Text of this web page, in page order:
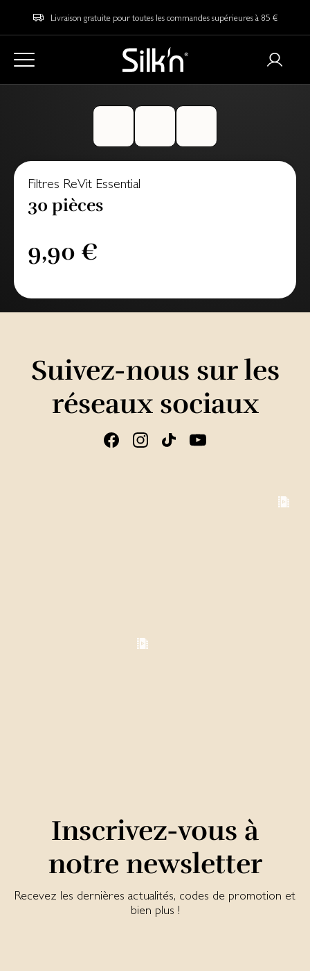
Livraison gratuite pour toutes les commandes supérieures à 85 €
Filtres ReVit Essential
30 pièces
9,90 €
Suivez-nous sur les
réseaux sociaux
Inscrivez-vous à
notre newsletter
Recevez les dernières actualités, codes de promotion et
bien plus !